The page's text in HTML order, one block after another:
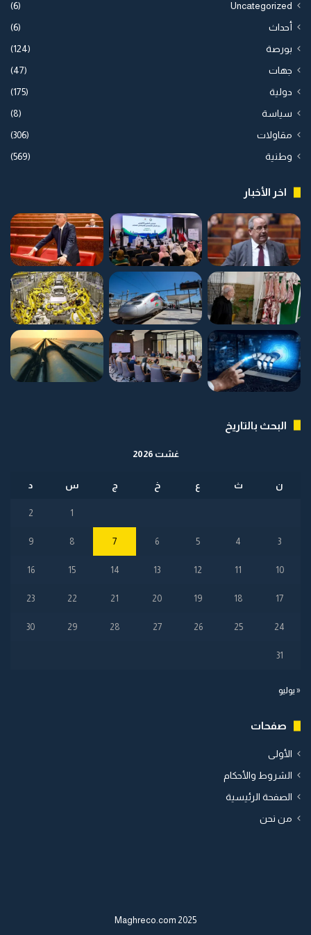
Uncategorized
(6)
أحداث (6)
بورصة (124)
جهات (47)
دولية (175)
سياسة (8)
مقاولات (306)
وطنية (569)
اخر الأخبار
البحث بالتاريخ
غشت 2026
ن ث ع خ ج س د
1
2
3
4
5
6
7
8
9
10
11
12
13
14
15
16
17
18
19
20
21
22
23
24
25
26
27
28
29
30
31
« يوليو
صفحات
الأولى
الشروط والأحكام
الصفحة الرئيسية
من نحن
2025 Maghreco.com